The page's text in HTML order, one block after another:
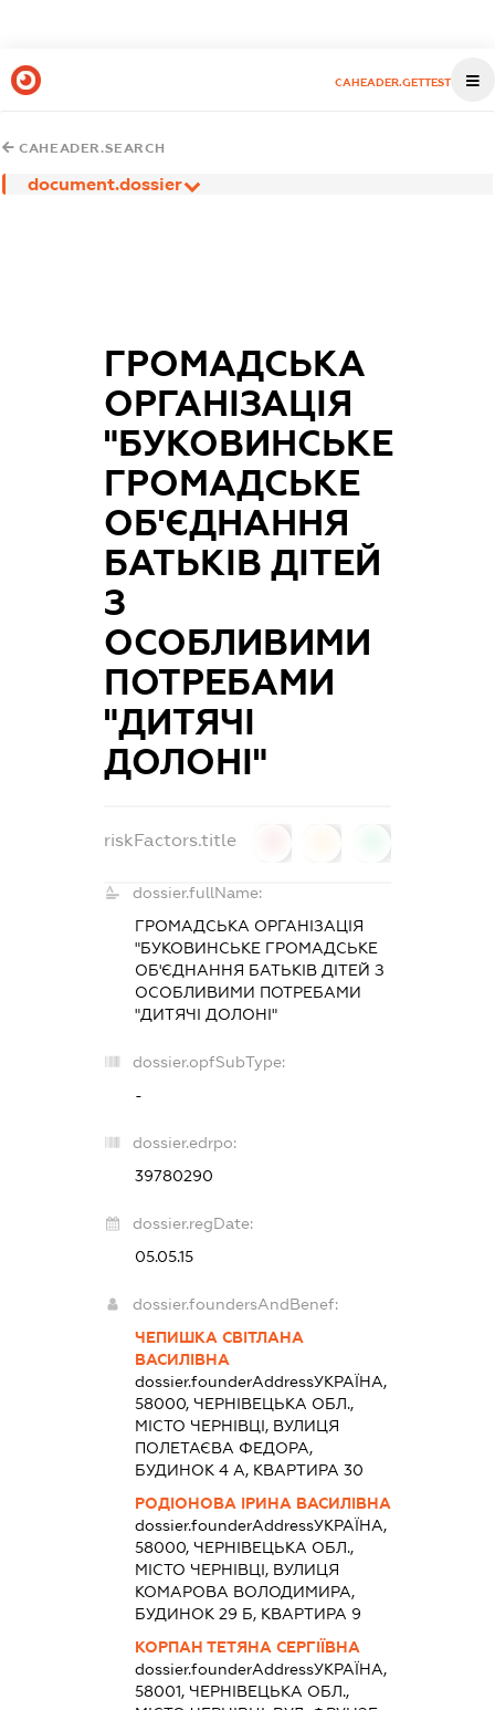
CAHEADER.GETTEST
CAHEADER.SEARCH
document.dossier
ГРОМАДСЬКА
ОРГАНІЗАЦІЯ
"БУКОВИНСЬКЕ
ГРОМАДСЬКЕ
ОБ'ЄДНАННЯ
БАТЬКІВ ДІТЕЙ
З
ОСОБЛИВИМИ
ПОТРЕБАМИ
"ДИТЯЧІ
ДОЛОНІ"
riskFactors.title
dossier.fullName:
ГРОМАДСЬКА ОРГАНІЗАЦІЯ
"БУКОВИНСЬКЕ ГРОМАДСЬКЕ
ОБ'ЄДНАННЯ БАТЬКІВ ДІТЕЙ З
ОСОБЛИВИМИ ПОТРЕБАМИ
"ДИТЯЧІ ДОЛОНІ"
dossier.opfSubType:
-
dossier.edrpo:
39780290
dossier.regDate:
05.05.15
dossier.foundersAndBenef:
ЧЕПИШКА СВІТЛАНА
ВАСИЛІВНА
dossier.founderAddressУКРАЇНА,
58000, ЧЕРНІВЕЦЬКА ОБЛ.,
МІСТО ЧЕРНІВЦІ, ВУЛИЦЯ
ПОЛЕТАЄВА ФЕДОРА,
БУДИНОК 4 А, КВАРТИРА 30
РОДІОНОВА ІРИНА ВАСИЛІВНА
dossier.founderAddressУКРАЇНА,
58000, ЧЕРНІВЕЦЬКА ОБЛ.,
МІСТО ЧЕРНІВЦІ, ВУЛИЦЯ
КОМАРОВА ВОЛОДИМИРА,
БУДИНОК 29 Б, КВАРТИРА 9
КОРПАН ТЕТЯНА СЕРГІЇВНА
dossier.founderAddressУКРАЇНА,
58001, ЧЕРНІВЕЦЬКА ОБЛ.,